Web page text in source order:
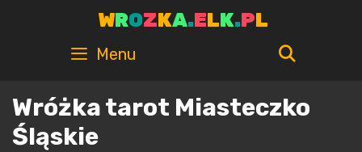
WROZKA.ELK.PL
Menu
Wróżka tarot Miasteczko
Śląskie